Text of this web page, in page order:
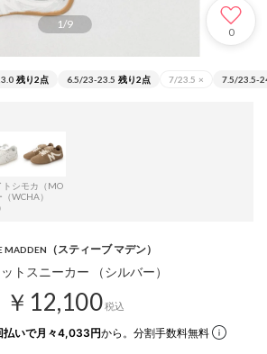
1/9
0
残り2点 6.5/23-23.5 残り2点 7/23.5 × 7.5/23.5-
トシ
（W
モカ（MO
CHA）
MADDEN （スティーブ マデン）
トスニーカー （シルバー）
￥12,100税込
払いで月々4,033円から。分割手数料無料